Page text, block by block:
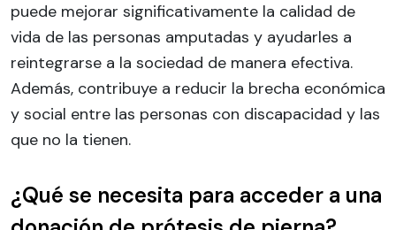
puede mejorar significativamente la calidad de
vida de las personas amputadas y ayudarles a
reintegrarse a la sociedad de manera efectiva.
Además, contribuye a reducir la brecha económica
y social entre las personas con discapacidad y las
que no la tienen.
¿Qué se necesita para acceder a una